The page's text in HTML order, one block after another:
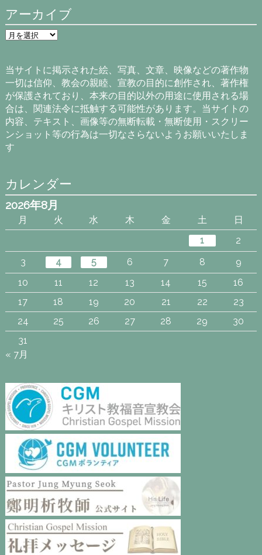
アーカイブ
ア
ー
ブ
当サイトに掲示された絵、写真、文章、映像などの著作物
一切は信仰、教会の親睦、宣教の目的に創作され、著作権
が保護されており、本来の目的以外の用途に使用される場
合は、関連法令に抵触する可能性があります。当サイトの
内容、テキスト、画像等の無断転載・無断使用・スクリー
ンショット等の行為は一切なさらないようお願いいたしま
す
カレンダー
2026年8月
月 火 水 木 金 土
日
1
2
3
4 5 6 7 8
9
10
11 12 13 14 15
16
17
18 19 20 21 22
23
24
25 26 27 28 29
30
31
« 7月